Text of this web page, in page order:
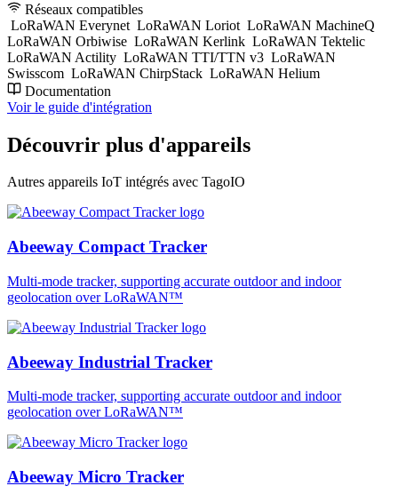
Réseaux compatibles
LoRaWAN Everynet LoRaWAN Loriot LoRaWAN MachineQ
LoRaWAN Orbiwise LoRaWAN Kerlink LoRaWAN Tektelic
LoRaWAN Actility LoRaWAN TTI/TTN v3 LoRaWAN
Swisscom LoRaWAN ChirpStack LoRaWAN Helium
Documentation
Voir le guide d'intégration
Découvrir plus d'appareils
Autres appareils IoT intégrés avec TagoIO
Abeeway Compact Tracker
Multi-mode tracker, supporting accurate outdoor and indoor
geolocation over LoRaWAN™
Abeeway Industrial Tracker
Multi-mode tracker, supporting accurate outdoor and indoor
geolocation over LoRaWAN™
Abeeway Micro Tracker